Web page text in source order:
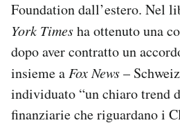
Foundation dall’estero. Nel
York Timesha ottenuto una
dopo aver contratto un
insieme aFox News–
individuato “un chiaro trend
finanziarie che riguardano i